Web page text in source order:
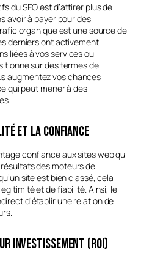
du SEO est d’attirer plus de
avoir à payer pour des
organique est une source de
derniers ont activement
liées à vos services ou
sur des termes de
augmentez vos chances
qui peut mener à des
et la confiance
confiance aux sites web qui
des moteurs de
site est bien classé, cela
et de fiabilité. Ainsi, le
d’établir une relation de
investissement (ROI)